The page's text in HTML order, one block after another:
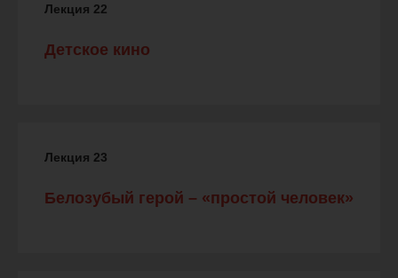
Лекция 22
Детское кино
Лекция 23
Белозубый герой – «простой человек»